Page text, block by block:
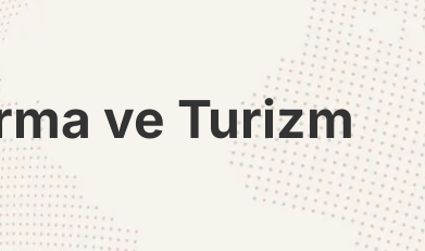
ve Turizm